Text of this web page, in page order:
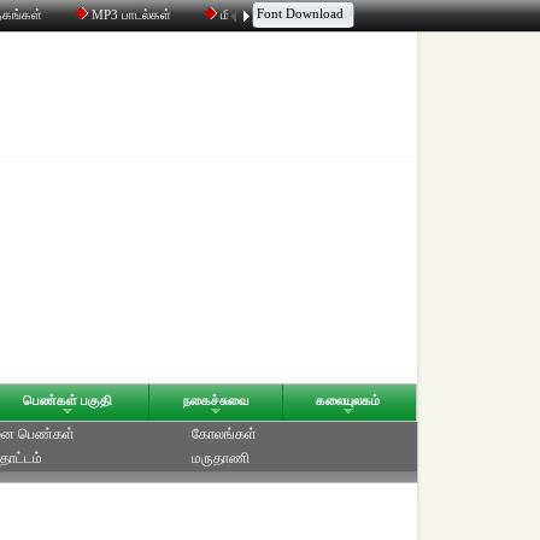
MP3 பாடல்கள் மின்னஞ்சல் திரட்டி உரையாடல்
Font Download
பெண்கள் பகுதி நகைச்சுவை கலையுலகம்
பெண்கள்
கோலங்கள்
மருதாணி